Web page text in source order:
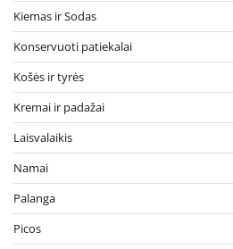
Kiemas ir Sodas
Konservuoti patiekalai
Košės ir tyrės
Kremai ir padažai
Laisvalaikis
Namai
Palanga
Picos